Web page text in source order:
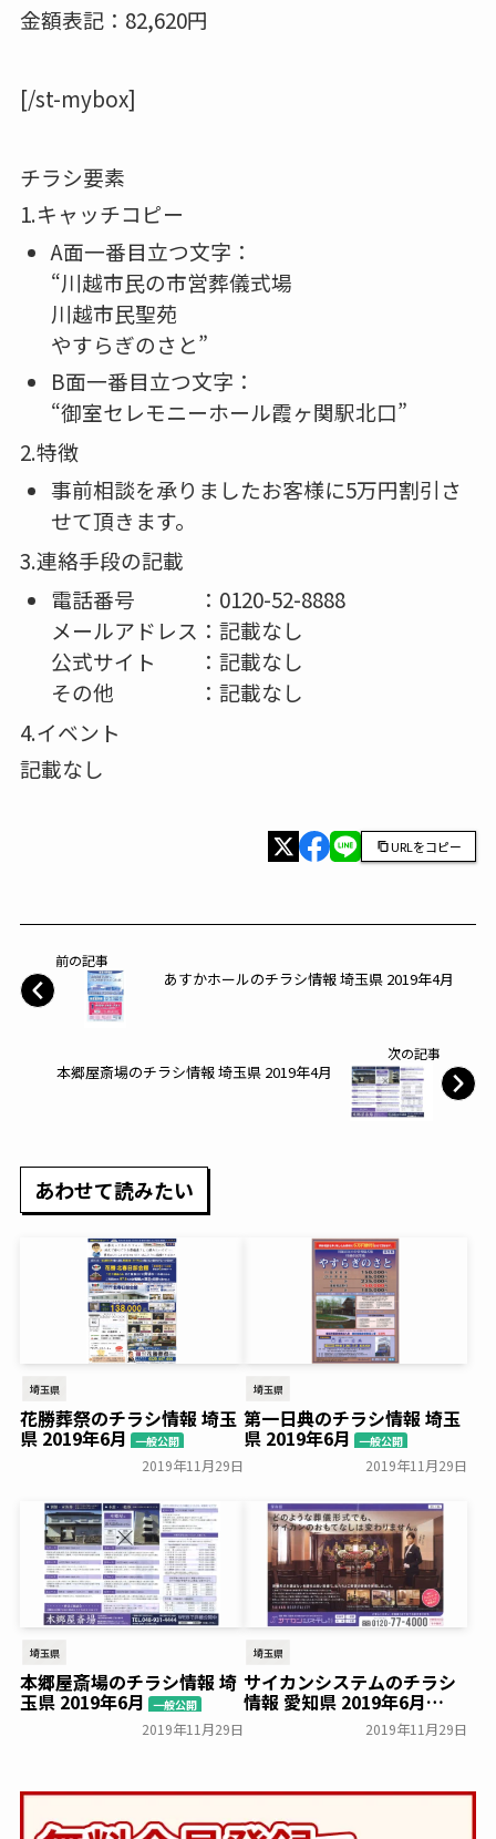
金額表記：82,620円
[/st-mybox]
チラシ要素
1.キャッチコピー
A面一番目立つ文字：
“川越市民の市営葬儀式場
川越市民聖苑
やすらぎのさと”
B面一番目立つ文字：
“御室セレモニーホール霞ヶ関駅北口”
2.特徴
事前相談を承りましたお客様に5万円割引さ
せて頂きます。
3.連絡手段の記載
電話番号 ：0120-52-8888
メールアドレス：記載なし
公式サイト ：記載なし
その他 ：記載なし
4.イベント
記載なし
URLをコピー
前の記事
あすかホールのチラシ情報 埼玉県 2019年4月
次の記事
本郷屋斎場のチラシ情報 埼玉県 2019年4月
あわせて読みたい
埼玉県
花勝葬祭のチラシ情報 埼玉
県 2019年6月 一般公開
2019年11月29日
埼玉県
第一日典のチラシ情報 埼玉
県 2019年6月 一般公開
2019年11月29日
埼玉県
本郷屋斎場のチラシ情報 埼
玉県 2019年6月 一般公開
2019年11月29日
埼玉県
サイカンシステムのチラシ
情報 愛知県 2019年6月
2019年11月29日